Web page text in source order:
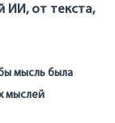
ИИ, от текста,
мысль была
мыслей